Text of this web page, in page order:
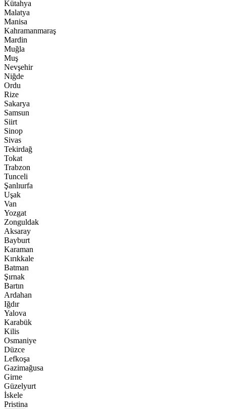
Kütahya
Malatya
Manisa
Kahramanmaraş
Mardin
Muğla
Muş
Nevşehir
Niğde
Ordu
Rize
Sakarya
Samsun
Siirt
Sinop
Sivas
Tekirdağ
Tokat
Trabzon
Tunceli
Şanlıurfa
Uşak
Van
Yozgat
Zonguldak
Aksaray
Bayburt
Karaman
Kırıkkale
Batman
Şırnak
Bartın
Ardahan
Iğdır
Yalova
Karabük
Kilis
Osmaniye
Düzce
Lefkoşa
Gazimağusa
Girne
Güzelyurt
İskele
Pristina